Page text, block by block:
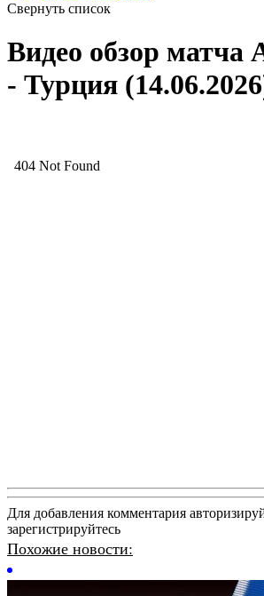
Свернуть список
Видео обзор матча
- Турция
Для добавления комментария
зарегистрируйтесь
Похожие новости: